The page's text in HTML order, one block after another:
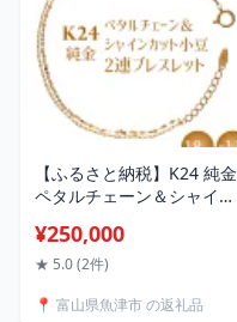
【ふるさと納税】K24 純金
ペタルチェーン＆シャイン
ト 0.2φ 18cm｜純金 ゴー
ルド 24金 K24 日本製 アク
ディース メンズ ファッシ
¥250,000
★ 5.0 (2件)
📍 富山県魚津市 の返礼品